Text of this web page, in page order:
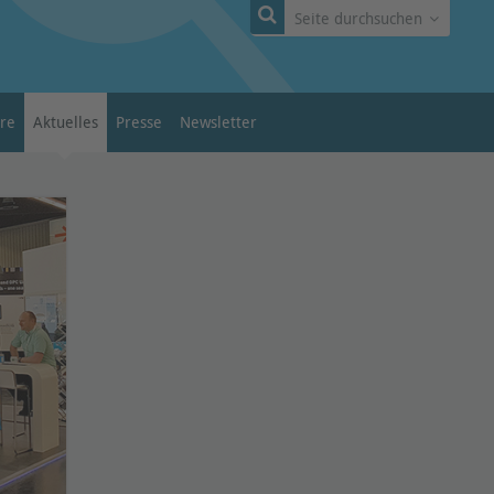
Seite durchsuchen
Aktuelles Presse Newsletter